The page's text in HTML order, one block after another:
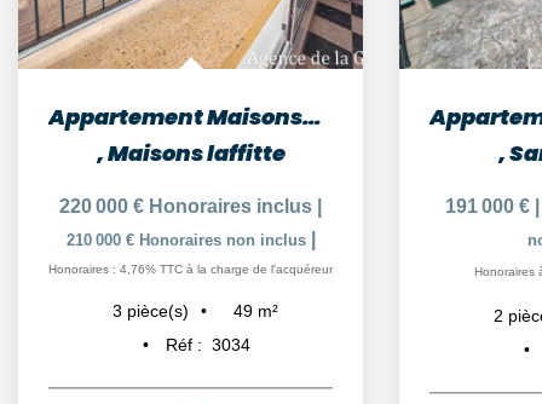
Appartement Maisons-Laffitte 3 pièces 48.88 m2
,Maisons laffitte
220 000 € Honoraires inclus
210 000 € Honoraires non inclus
Honoraires : 4,76% TTC à la charge de l'acquéreur
3 pièce(s) 49 m²
Réf : 3034
,
191 000 €
Honoraires
2